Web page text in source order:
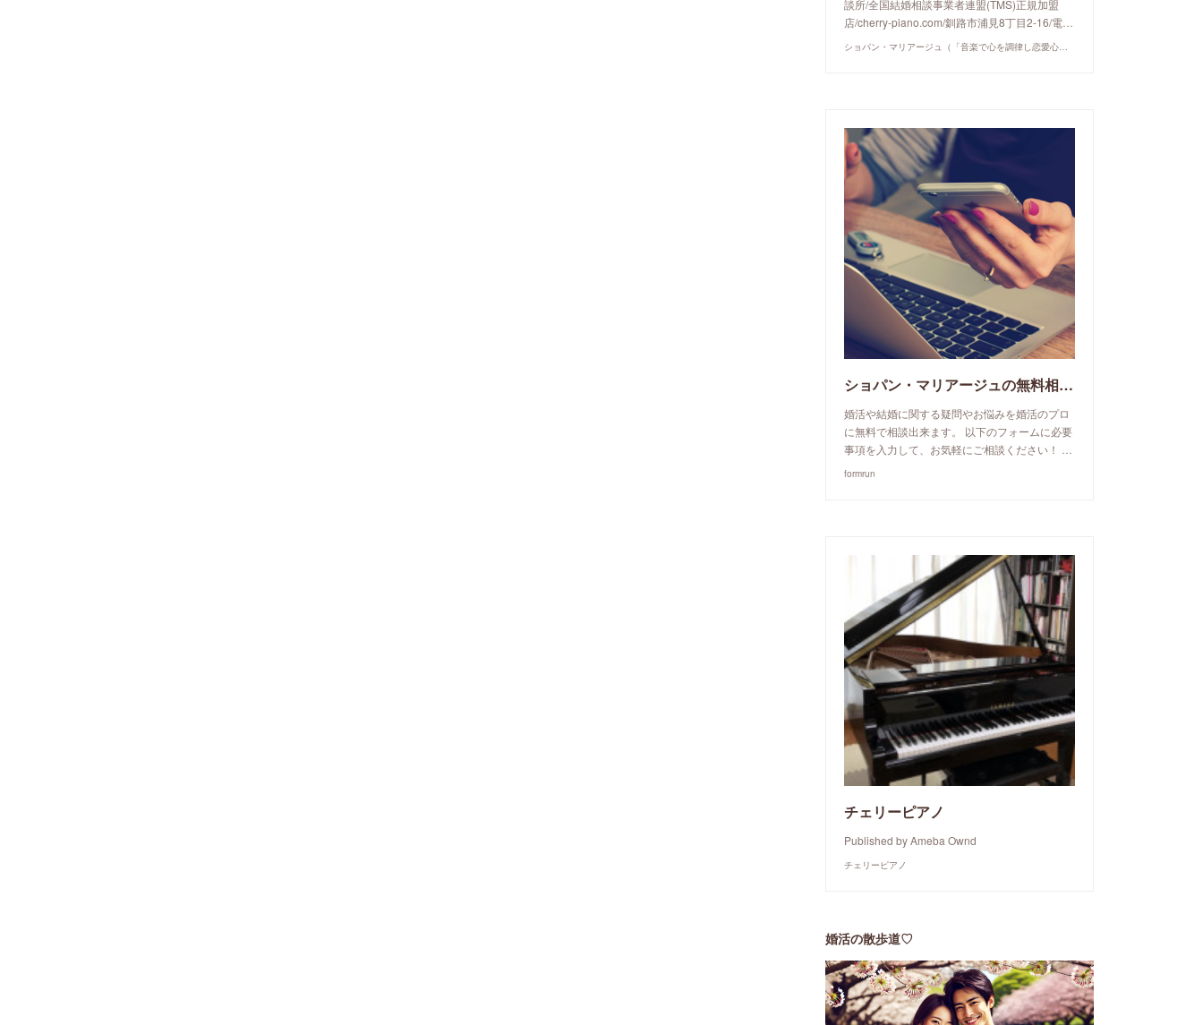
談所/全国結婚相談事業者連盟(TMS)正規加盟
店/cherry-piano.com/釧路市浦見8丁目2-16/電…
ショパン・マリアージュ（「音楽で心を調律し恋愛心理学でご縁を育てる」釧路市の結婚相談所）/ 全国結婚相談事業者連盟正規加盟店 / cherry-piano.com
ショパン・マリアージュの無料相談予約申込み
婚活や結婚に関する疑問やお悩みを婚活のプロ
に無料で相談出来ます。 以下のフォームに必要
事項を入力して、お気軽にご相談ください！ …
formrun
チェリーピアノ
Published by Ameba Ownd
チェリーピアノ
婚活の散歩道♡